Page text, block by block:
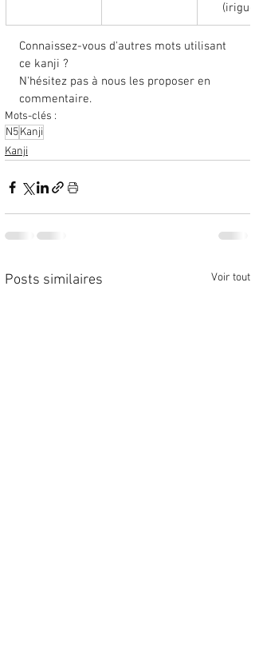
Connaissez-vous d'autres mots utilisant
ce kanji ?
N'hésitez pas à nous les proposer en
commentaire.
Mots-clés :
N5Kanji
Kanji
Posts similaires Voir tout